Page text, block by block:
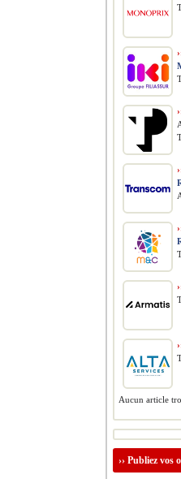
Aucun article
›› Publiez vos